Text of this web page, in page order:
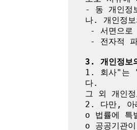
- 동 개인정
나. 개인정보
3. 개인정보
1. 회사"는 "
다.
그 외 개인
2. 다만, 아
o 법률에 특
o 공공기관